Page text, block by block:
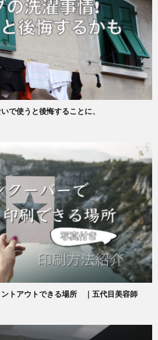
で使うと後悔することに、
トアウトできる場所 ｜五代目美容師